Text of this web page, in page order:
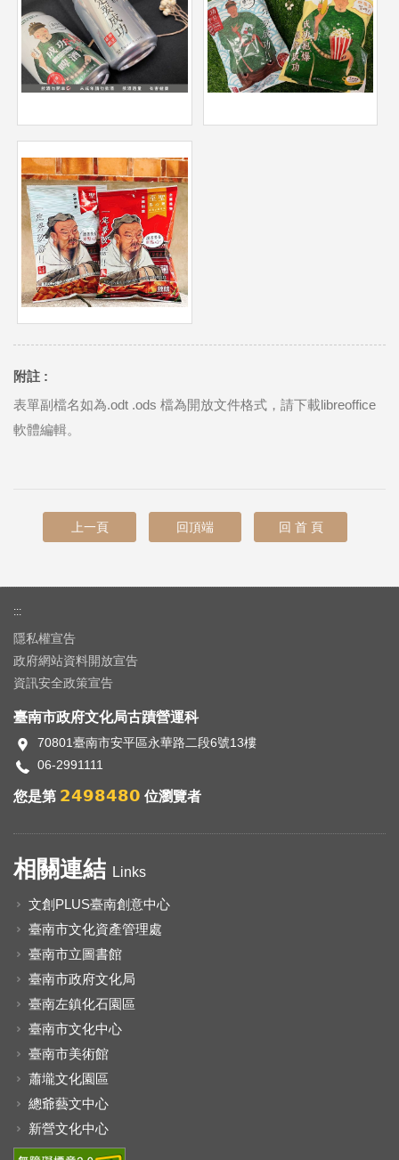
附註 :
表單副檔名如為.odt .ods 檔為開放文件格式，請下載libreoffice
軟體編輯。
上一頁 回頂端 回 首 頁
:::
隱私權宣告
政府網站資料開放宣告
資訊安全政策宣告
臺南市政府文化局古蹟營運科
70801臺南市安平區永華路二段6號13樓
06-2991111
您是第 2498480 位瀏覽者
相關連結 Links
文創PLUS臺南創意中心
臺南市文化資產管理處
臺南市立圖書館
臺南市政府文化局
臺南左鎮化石園區
臺南市文化中心
臺南市美術館
蕭壠文化園區
總爺藝文中心
新營文化中心